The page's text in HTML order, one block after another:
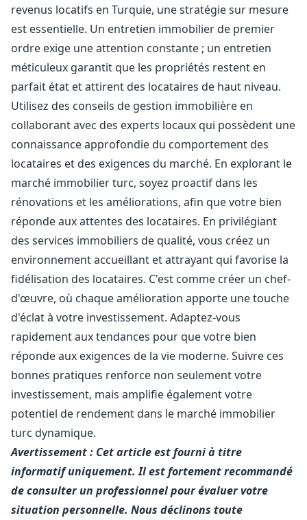
revenus locatifs en Turquie, une stratégie sur mesure
est essentielle. Un entretien immobilier de premier
ordre exige une attention constante ; un entretien
méticuleux garantit que les propriétés restent en
parfait état et attirent des locataires de haut niveau.
Utilisez des conseils de gestion immobilière en
collaborant avec des experts locaux qui possèdent une
connaissance approfondie du comportement des
locataires et des exigences du marché. En explorant le
marché immobilier turc, soyez proactif dans les
rénovations et les améliorations, afin que votre bien
réponde aux attentes des locataires. En privilégiant
des services immobiliers de qualité, vous créez un
environnement accueillant et attrayant qui favorise la
fidélisation des locataires. C'est comme créer un chef-
d'œuvre, où chaque amélioration apporte une touche
d'éclat à votre investissement. Adaptez-vous
rapidement aux tendances pour que votre bien
réponde aux exigences de la vie moderne. Suivre ces
bonnes pratiques renforce non seulement votre
investissement, mais amplifie également votre
potentiel de rendement dans le marché immobilier
turc dynamique.
Avertissement : Cet article est fourni à titre
informatif uniquement. Il est fortement recommandé
de consulter un professionnel pour évaluer votre
situation personnelle. Nous déclinons toute